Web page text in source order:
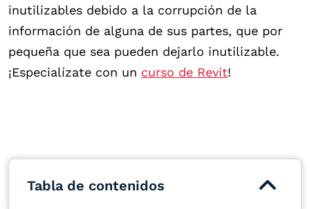
inutilizables debido a la corrupción de la
información de alguna de sus partes, que por
pequeña que sea pueden dejarlo inutilizable.
¡Especialízate con un curso de Revit!
Tabla de contenidos